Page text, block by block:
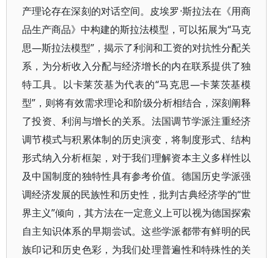
产理论存在深刻的对话空间。皮埃罗·斯拉法在《用商
品生产商品》中构建的斯拉法模型，可以拓展为“马克
思—斯拉法模型”，揭示了利润和工资的对抗性分配关
系，为分析收入分配与经济增长的内在联系提供了独
特工具。以卡莱茨基为代表的“马克思—卡莱茨基模
型”，则将有效需求理论和阶级分析相结合，深刻阐释
了投资、利润与增长的关系。法国调节学派注重经济
调节模式与积累体制的历史演变，将制度形式、结构
形式纳入分析框架，对于我们理解资本主义多样性以
及中国制度的独特性具有参考价值。德国历史学派强
调经济发展的民族性和历史性，批判古典经济学的“世
界主义”倾向，其方法在一定意义上可以视为德国探索
自主知识体系的早期尝试。这些学派都带有鲜明的民
族印记和历史色彩，为我们处理普遍性和特殊性的关